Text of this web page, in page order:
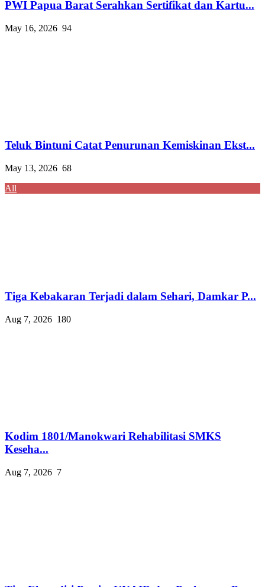
PWI Papua Barat Serahkan Sertifikat dan Kartu...
May 16, 2026 94
Teluk Bintuni Catat Penurunan Kemiskinan Ekst...
May 13, 2026 68
All
Tiga Kebakaran Terjadi dalam Sehari, Damkar P...
Aug 7, 2026 180
Kodim 1801/Manokwari Rehabilitasi SMKS
Keseha...
Aug 7, 2026 7